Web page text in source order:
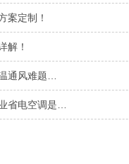
案定制！
解！
通风难题…
省电空调是…